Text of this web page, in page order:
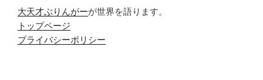
大天才ぶりんがーが世界を語ります。
トップページ
プライバシーポリシー